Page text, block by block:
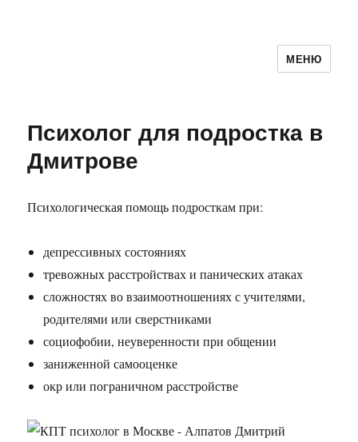
Психолог Дмитрий Алпатов МЕНЮ
Психолог для подростка в
Дмитрове
Психологическая помощь подросткам при:
депрессивных состояниях
тревожных расстройствах и панических атаках
сложностях во взаимоотношениях с учителями,
родителями или сверстниками
социофобии, неуверенности при общении
заниженной самооценке
окр или пограничном расстройстве